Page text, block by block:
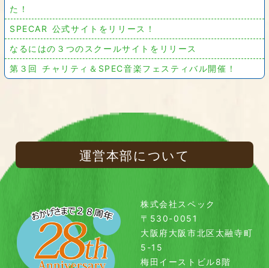
た！
SPECAR 公式サイトをリリース！
なるにはの３つのスクールサイトをリリース
第３回 チャリティ＆SPEC音楽フェスティバル開催！
運営本部について
株式会社スペック
〒530-0051
大阪府大阪市北区太融寺町
5-15
梅田イーストビル8階